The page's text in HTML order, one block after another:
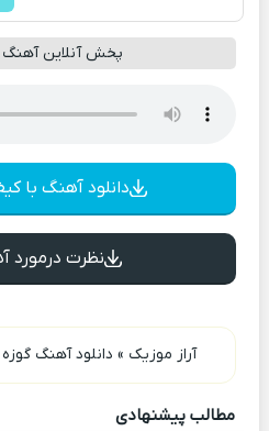
پخش آنلاین آهنگ
دانلود آهنگ با
نظرت درمورد
آراز موزیک » دانلود آهنگ
مطالب پیشنهادی